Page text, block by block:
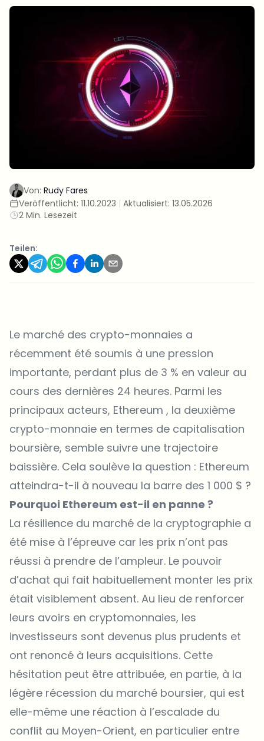
Von: Rudy Fares
Veröffentlicht: 11.10.2023 | Aktualisiert: 13.05.2026
2 Min. Lesezeit
Teilen:
Le marché des crypto-monnaies a
récemment été soumis à une pression
importante, perdant plus de 3 % en valeur au
cours des dernières 24 heures. Parmi les
principaux acteurs, Ethereum , la deuxième
crypto-monnaie en termes de capitalisation
boursière, semble suivre une trajectoire
baissière. Cela soulève la question : Ethereum
atteindra-t-il à nouveau la barre des 1 000 $ ?
Pourquoi Ethereum est-il en panne ?
La résilience du marché de la cryptographie a
été mise à l’épreuve car les prix n’ont pas
réussi à prendre de l’ampleur. Le pouvoir
d’achat qui fait habituellement monter les prix
était visiblement absent. Au lieu de renforcer
leurs avoirs en cryptomonnaies, les
investisseurs sont devenus plus prudents et
ont renoncé à leurs acquisitions. Cette
hésitation peut être attribuée, en partie, à la
légère récession du marché boursier, qui est
elle-même une réaction à l’escalade du
conflit au Moyen-Orient, en particulier entre